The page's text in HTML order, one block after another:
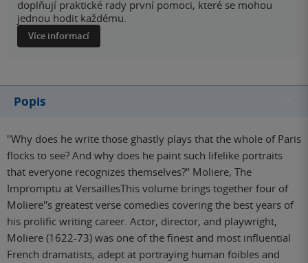
doplňují praktické rady první pomoci, které se mohou
jednou hodit každému.
Více informací
Popis
''Why does he write those ghastly plays that the whole of Paris
flocks to see? And why does he paint such lifelike portraits
that everyone recognizes themselves?'' Moliere, The
Impromptu at VersaillesThis volume brings together four of
Moliere''s greatest verse comedies covering the best years of
his prolific writing career. Actor, director, and playwright,
Moliere (1622-73) was one of the finest and most influential
French dramatists, adept at portraying human foibles and